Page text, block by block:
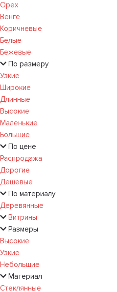
Орех
Венге
Коричневые
Белые
Бежевые
По размеру
Узкие
Широкие
Длинные
Высокие
Маленькие
Большие
По цене
Распродажа
Дорогие
Дешевые
По материалу
Деревянные
Витрины
Размеры
Высокие
Узкие
Небольшие
Материал
Стеклянные